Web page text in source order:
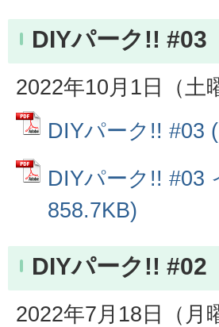
DIYパーク!! #03
2022年10月1日（土
DIYパーク!! #03
DIYパーク!! #03
858.7KB)
DIYパーク!! #02
2022年7月18日（月